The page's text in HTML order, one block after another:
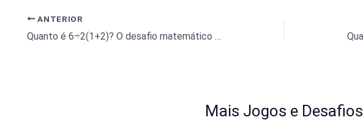
ANTERIOR
Quanto é 6÷2(1+2)? O desafio matemático do papagaio que confundiu a internet
Mais Jogos e Desafios